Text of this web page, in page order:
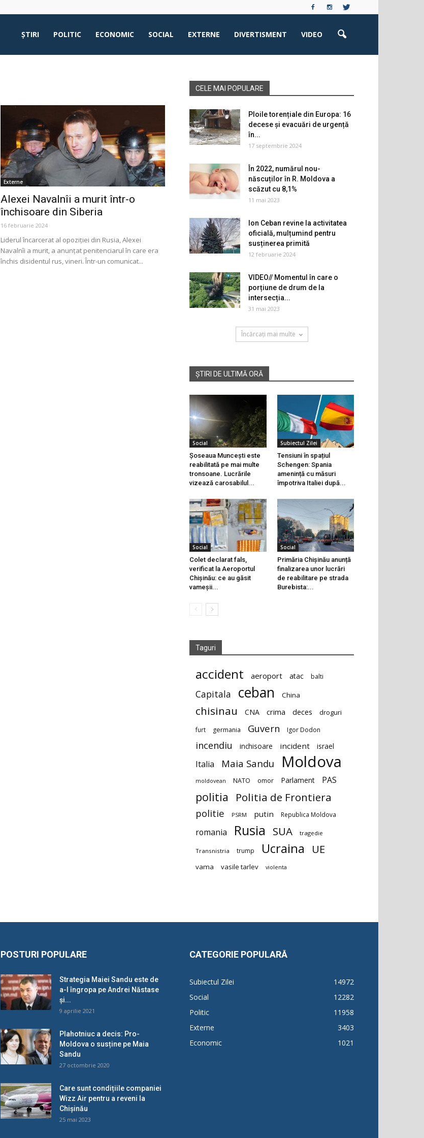
ŞTIRI POLITIC ECONOMIC SOCIAL EXTERNE DIVERTISMENT VIDEO
Externe
Alexei Navalnîi a murit într-o
închisoare din Siberia
16 februarie 2024
Liderul încarcerat al opoziției din Rusia, Alexei
Navalnîi a murit, a anunțat penitenciarul în care era
închis disidentul rus, vineri. Într-un comunicat...
CELE MAI POPULARE
Ploile torențiale din Europa: 16
decese și evacuări de urgență
în...
17 septembrie 2024
În 2022, numărul nou-
născuților în R. Moldova a
scăzut cu 8,1%
11 mai 2023
Ion Ceban revine la activitatea
oficială, mulțumind pentru
susținerea primită
12 februarie 2024
VIDEO// Momentul în care o
porțiune de drum de la
intersecția...
31 mai 2023
Încărcați mai multe
ȘTIRI DE ULTIMĂ ORĂ
Social
Șoseaua Muncești este
reabilitată pe mai multe
tronsoane. Lucrările
vizează carosabilul...
Subiectul Zilei
Tensiuni în spațiul
Schengen: Spania
amenință cu măsuri
împotriva Italiei după...
Social
Colet declarat fals,
verificat la Aeroportul
Chișinău: ce au găsit
vameșii...
Social
Primăria Chișinău anunță
finalizarea unor lucrări
de reabilitare pe strada
Burebista:...
Taguri
accident aeroport atac balti
Capitala ceban China
chisinau CNA crima deces droguri
furt germania Guvern Igor Dodon
incendiu inchisoare incident israel
Italia Maia Sandu Moldova
moldovean NATO omor Parlament PAS
politia Politia de Frontiera
politie PSRM putin Republica Moldova
romania Rusia SUA tragedie
Transnistria trump Ucraina UE
vama vasile tarlev violenta
POSTURI POPULARE
Strategia Maiei Sandu este de
a-l îngropa pe Andrei Năstase
și...
9 aprilie 2021
Plahotniuc a decis: Pro-
Moldova o susține pe Maia
Sandu
27 octombrie 2020
Care sunt condițiile companiei
Wizz Air pentru a reveni la
Chișinău
25 mai 2023
CATEGORIE POPULARĂ
Subiectul Zilei
14972
Social
12282
Politic
11958
Externe
3403
Economic
1021